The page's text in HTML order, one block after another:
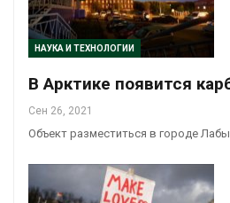
НАУКА И ТЕХНОЛОГИИ
В Арктике появится
Сен 26, 2021
Объект разместиться в городе